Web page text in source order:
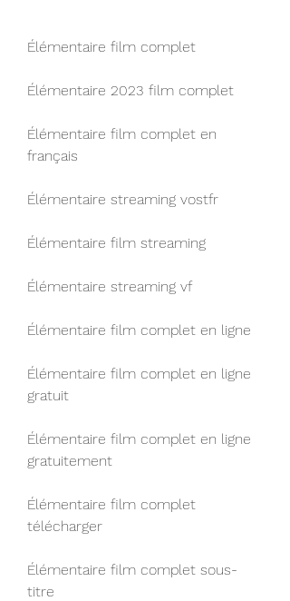
Élémentaire film complet
Élémentaire 2023 film complet
Élémentaire film complet en
français
Élémentaire streaming vostfr
Élémentaire film streaming
Élémentaire streaming vf
Élémentaire film complet en ligne
Élémentaire film complet en ligne
gratuit
Élémentaire film complet en ligne
gratuitement
Élémentaire film complet
télécharger
Élémentaire film complet sous-
titre